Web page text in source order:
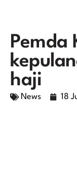
Pemda
haji
News 18